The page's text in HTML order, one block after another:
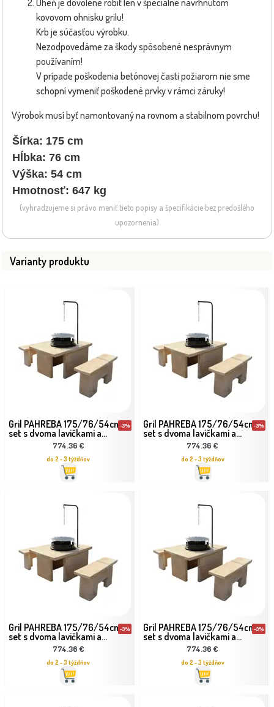
kovovom ohnisku grilu!
Krb je súčasťou výrobku.
Nezodpovedáme za škody spôsobené nesprávnym
používaním!
V prípade poškodenia betónovej časti požiarom nie sme
schopní vymeniť poškodené prvky v rámci záruky!
Výrobok musí byť namontovaný na rovnom a stabilnom povrchu!
Šírka: 175 cm
Hĺbka: 76 cm
Výška: 54 cm
Hmotnosť: 647 kg
(vyhradzujeme si právo meniť tieto popisy a špecifikácie bez predošlého
upozornenia)
Varianty produktu
Gril PAHREBA 175/76/54cm
set s dvoma lavičkami a...
-3%
774.36 €
do 2 - 3 týždňov
Gril PAHREBA 175/76/54cm
set s dvoma lavičkami a...
-3%
774.36 €
do 2 - 3 týždňov
Gril PAHREBA 175/76/54cm
set s dvoma lavičkami a...
-3%
774.36 €
do 2 - 3 týždňov
Gril PAHREBA 175/76/54cm
set s dvoma lavičkami a...
-3%
774.36 €
do 2 - 3 týždňov